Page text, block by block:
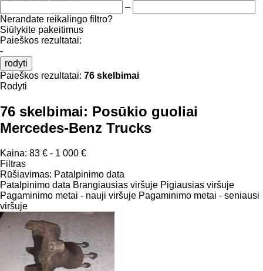
–
Nerandate reikalingo filtro?
Siūlykite pakeitimus
Paieškos rezultatai:
-
rodyti
Paieškos rezultatai: 76 skelbimai
Rodyti
76 skelbimai: Posūkio guoliai
Mercedes-Benz Trucks
Kaina: 83 € - 1 000 €
Filtras
Rūšiavimas: Patalpinimo data
Patalpinimo data Brangiausias viršuje Pigiausias viršuje
Pagaminimo metai - nauji viršuje Pagaminimo metai - seniausi
viršuje